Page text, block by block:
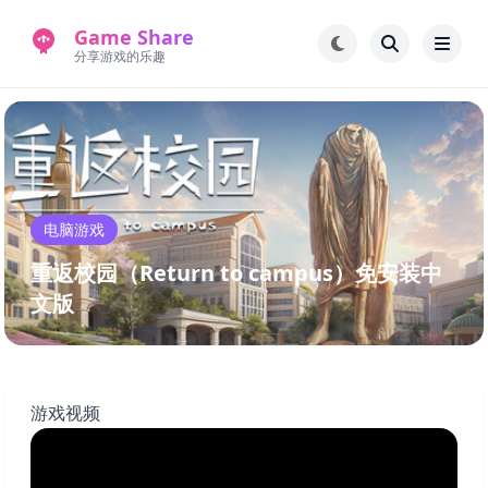
Game Share
分享游戏的乐趣
首页
手机游戏 常见问题解答
新版游戏站 永久地址
电脑游戏
重返校园（Return to campus）免安装中
文版
游戏视频